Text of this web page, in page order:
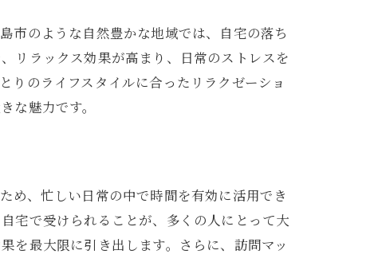
市のような自然豊かな地域では、自宅の落ち
リラックス効果が高まり、日常のストレスを
りのライフスタイルに合ったリラクゼーショ
な魅力です。
め、忙しい日常の中で時間を有効に活用でき
宅で受けられることが、多くの人にとって大
を最大限に引き出します。さらに、訪問マッ